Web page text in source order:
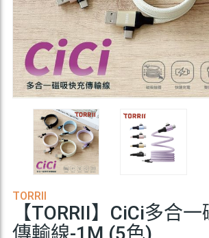
TORRII
【TORRII】CiCi多合